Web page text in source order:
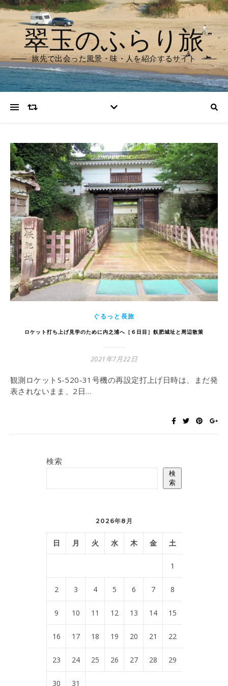
翠玉のふらり旅
旅先で出会った風景・味・人を紹介するサイト
ぐるっと長旅
ロケット打ち上げ見学のために内之浦へ［６日目］飫肥城址と周辺散策
2021年7月22日
観測ロケットS-520-31号機の再設定打上げ日時は、まだ発
表されないまま、2日…
検索
検
索
2026年8月
日 月 火 水 木 金 土
1
2 3 4 5 6 7 8
9 10 11 12 13 14 15
16 17 18 19 20 21 22
23 24 25 26 27 28 29
30 31